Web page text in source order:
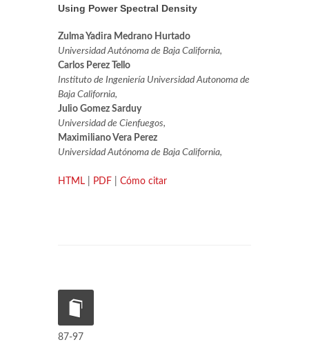
Using Power Spectral Density
Zulma Yadira Medrano Hurtado
Universidad Autónoma de Baja California,
Carlos Perez Tello
Instituto de Ingeniería Universidad Autonoma de
Baja California,
Julio Gomez Sarduy
Universidad de Cienfuegos,
Maximiliano Vera Perez
Universidad Autónoma de Baja California,
HTML PDF Cómo citar
87-97